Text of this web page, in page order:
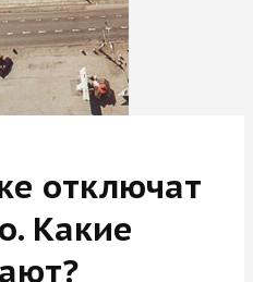
отключат
Какие